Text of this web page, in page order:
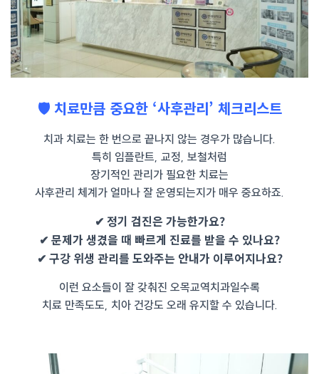
🛡️ 치료만큼 중요한 ‘사후관리’ 체크리스트
치과 치료는 한 번으로 끝나지 않는 경우가 많습니다.
특히 임플란트, 교정, 보철처럼
장기적인 관리가 필요한 치료는
사후관리 체계가 얼마나 잘 운영되는지가 매우 중요하죠.
✔ 정기 검진은 가능한가요?
✔ 문제가 생겼을 때 빠르게 진료를 받을 수 있나요?
✔ 구강 위생 관리를 도와주는 안내가 이루어지나요?
이런 요소들이 잘 갖춰진 오목교역치과일수록
치료 만족도도, 치아 건강도 오래 유지할 수 있습니다.